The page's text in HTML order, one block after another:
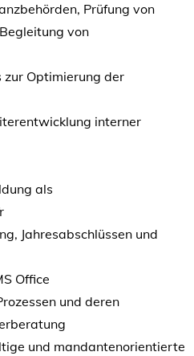
Prüfung von
von
Optimierung der
interner
als
Jahresabschlüssen und
Office
und deren
und mandantenorientierte